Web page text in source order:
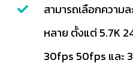
สามารถเลือกความ
หลาย ตั้งแต่ 5.7K
30fps 50fps และ